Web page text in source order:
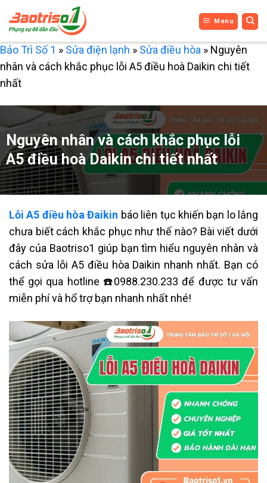
qua
nội
dung
Menu
Bảo Trì Số 1 » Sửa điện lạnh » Sửa điều hòa » Nguyên
nhân và cách khắc phục lỗi A5 điều hoà Daikin chi tiết
nhất
Nguyên nhân và cách khắc phục lỗi
A5 điều hoà Daikin chi tiết nhất
Lỗi A5 điều hòa Đaikin báo liên tục khiến bạn lo lắng
chưa biết cách khắc phục như thế nào? Bài viết dưới
đây của Baotriso1 giúp bạn tìm hiểu nguyên nhân và
cách sửa lỗi A5 điều hòa Daikin nhanh nhất. Bạn có
thể gọi qua hotline ☎️0988.230.233 để được tư vấn
miễn phí và hổ trợ bạn nhanh nhất nhé!